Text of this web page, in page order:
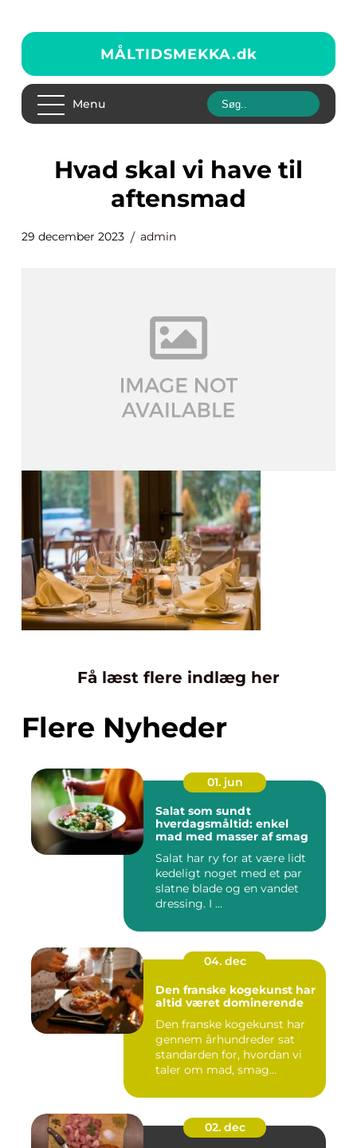
MÅLTIDSMEKKA.dk
Menu
hvad skal vi have til
aftensmad
29 december 2023 admin
Få læst flere indlæg her
Flere Nyheder
01. jun
Salat som sundt
hverdagsmåltid: enkel
mad med masser af smag
Salat har ry for at være lidt
kedeligt noget med et par
slatne blade og en vandet
dressing. I ...
04. dec
Den franske kogekunst har
altid været dominerende
Den franske kogekunst har
gennem århundreder sat
standarden for, hvordan vi
taler om mad, smag...
02. dec